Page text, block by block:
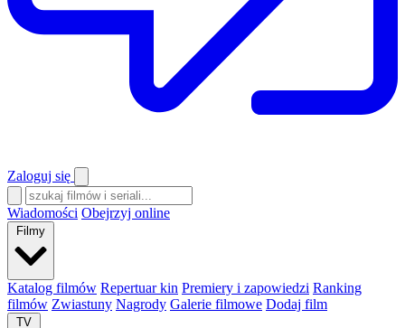
Zaloguj się
Wiadomości Obejrzyj online
Filmy
Katalog filmów Repertuar kin Premiery i zapowiedzi Ranking
filmów Zwiastuny Nagrody Galerie filmowe Dodaj film
TV